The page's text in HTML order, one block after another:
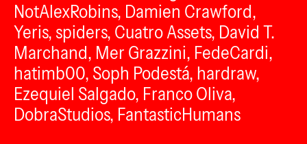
NotAlexRobins, Damien Crawford,
Yeris, spiders, Cuatro Assets, David T.
Marchand, Mer Grazzini, FedeCardi,
hatimb00, Soph Podestá, hardraw,
Ezequiel Salgado, Franco Oliva,
DobraStudios, FantasticHumans